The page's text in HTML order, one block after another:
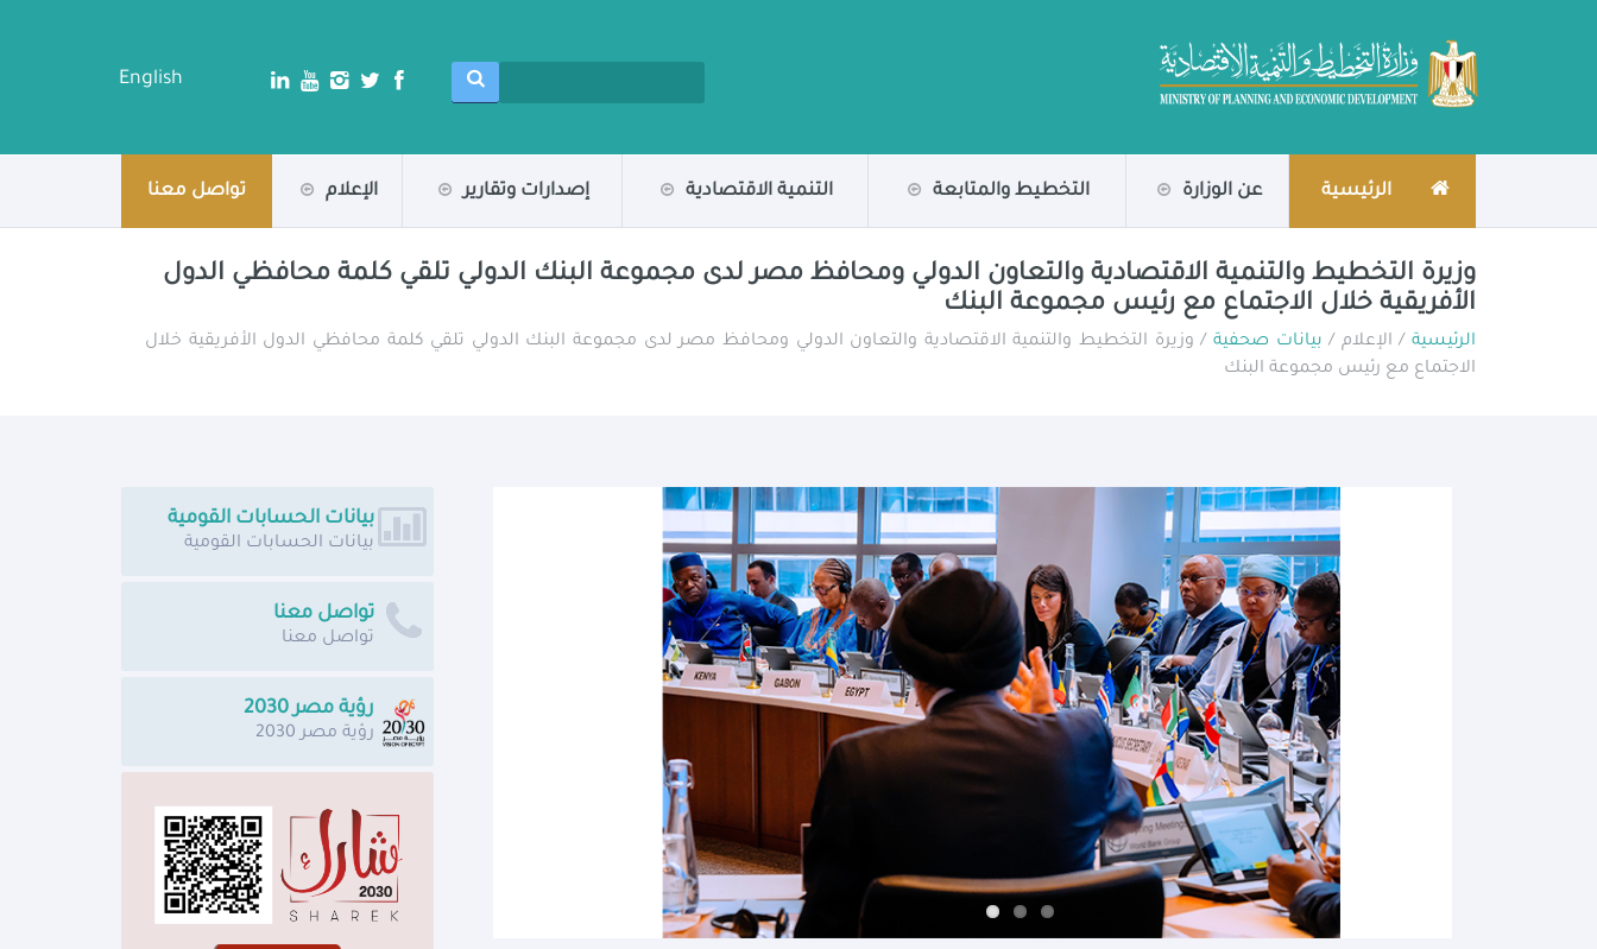
English
الرئيسية عن الوزارة التخطيط والمتابعة التنمية الاقتصادية إصدارات وتقارير الإعلام تواصل معنا
وزيرة التخطيط والتنمية الاقتصادية والتعاون الدولي ومحافظ مصر لدى مجموعة البنك الدولي تلقي كلمة محافظي الدول
الأفريقية خلال الاجتماع مع رئيس مجموعة البنك
الرئيسية / الإعلام / بيانات صحفية / وزيرة التخطيط والتنمية الاقتصادية والتعاون الدولي ومحافظ مصر لدى مجموعة البنك الدولي تلقي كلمة محافظي الدول الأفريقية خلال
الاجتماع مع رئيس مجموعة البنك
بيانات الحسابات القومية
بيانات الحسابات القومية
تواصل معنا
تواصل معنا
رؤية مصر 2030
رؤية مصر 2030